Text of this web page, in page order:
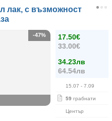
лак, с възможност
17.50€
33.00€
34.23лв
64.54лв
15.07 - 7.09
59 грабнати
Център
-47%